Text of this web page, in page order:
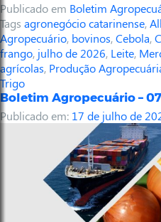
Publicado em Boletim
Tags agronegócio catarinense,
Agropecuário, bovinos,Cebola,
frango, julho de 2026, Leite,
agrícolas, Produção
Trigo
Boletim Agropecuário –
Publicado em: 17 de julho de